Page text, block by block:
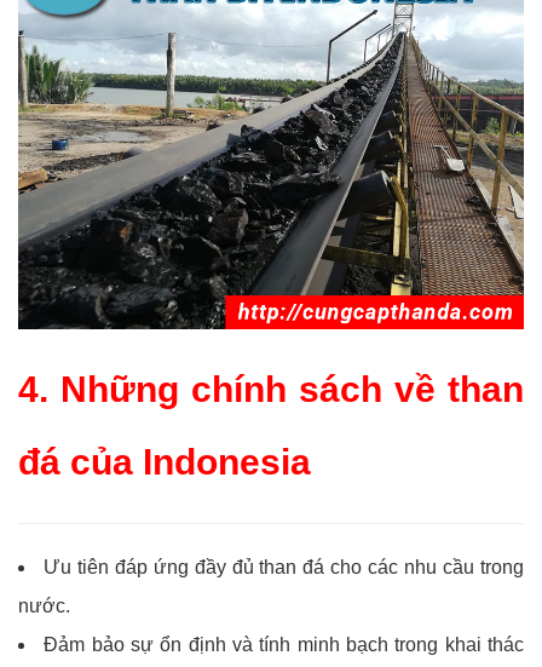
4. Những chính sách về than
đá của Indonesia
Ưu tiên đáp ứng đầy đủ than đá cho các nhu cầu trong
nước.
Đảm bảo sự ổn định và tính minh bạch trong khai thác